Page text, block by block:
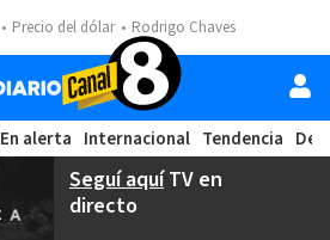
Precio del dólar Rodrigo Chaves
En alerta Internacional Tendencia
Seguí aquíTV en
directo